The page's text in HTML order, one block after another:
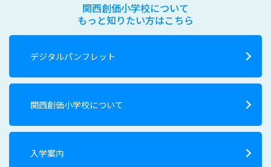
関西創価小学校について
もっと知りたい方はこちら
デジタルパンフレット
関西創価小学校について
入学案内